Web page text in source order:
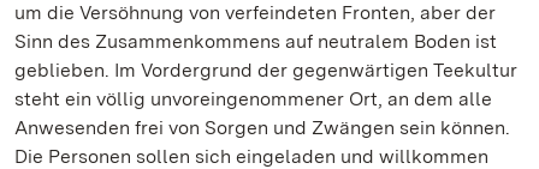
um die Versöhnung von verfeindeten Fronten, aber der
Sinn des Zusammenkommens auf neutralem Boden ist
geblieben. Im Vordergrund der gegenwärtigen Teekultur
steht ein völlig unvoreingenommener Ort, an dem alle
Anwesenden frei von Sorgen und Zwängen sein können.
Die Personen sollen sich eingeladen und willkommen